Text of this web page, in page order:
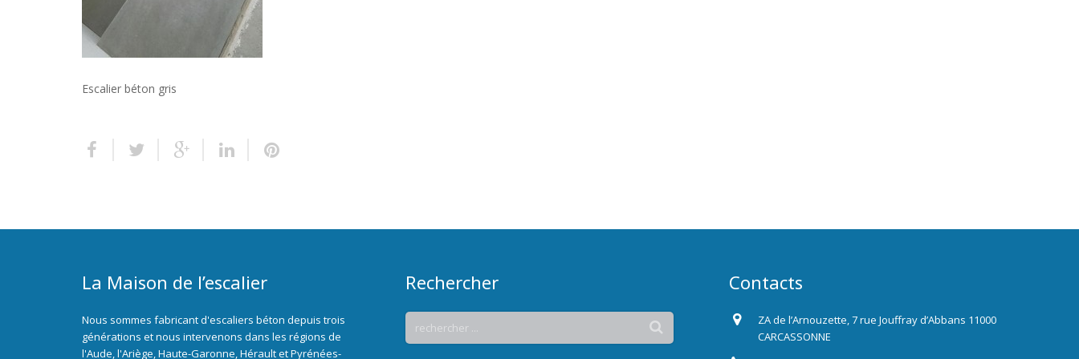
Escalier béton gris
La Maison de l’escalier
Nous sommes fabricant d'escaliers béton depuis trois
générations et nous intervenons dans les régions de
l'Aude, l'Ariège, Haute-Garonne, Hérault et Pyrénées-
Rechercher Contacts
ZA de l’Arnouzette, 7 rue Jouffray d’Abbans 11000
CARCASSONNE